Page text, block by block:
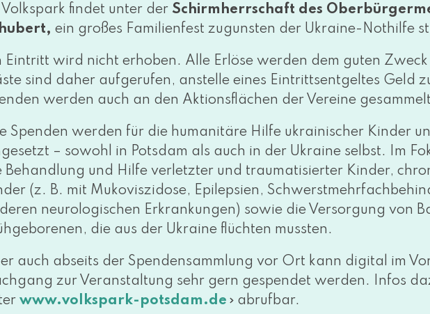
fin­det unter der Schirmherrschaft des
ein gro­ßes Familienfest zuguns­ten der Ukraine-Nothilfe
Eintritt wird nicht erho­ben. Alle Erlöse wer­den dem guten
sind daher auf­ge­ru­fen, anstel­le eines Eintrittsentgeltes Geld
wer­den auch an den Aktionsflächen der Vereine
Spenden wer­den für die huma­ni­tä­re Hilfe ukrai­ni­scher Kinder
– sowohl in Potsdam als auch in der Ukraine selbst. Im
Behandlung und Hilfe ver­letz­ter und trau­ma­ti­sier­ter Kinder,
(z. B. mit Mukoviszidose, Epilepsien,
neu­ro­lo­gi­schen Erkrankungen) sowie die Versorgung von
die aus der Ukraine flüch­ten mussten.
auch abseits der Spendensammlung vor Ort kann digi­tal im
zur Veranstaltung sehr gern gespen­det wer­den. Infos
www​.volks​park​-pots​dam​.de abrufbar.